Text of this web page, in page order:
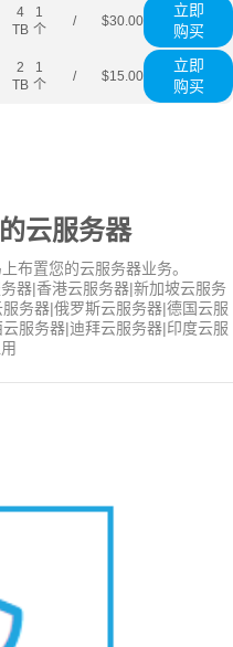
4
TB
1
个
/ $30.00
立即
购买
2
TB
1
个
/ $15.00
立即
购买
云服务器
布置您的云服务器业务。
器|香港云服务器|新加坡云服务
务器|俄罗斯云服务器|德国云服
服务器|迪拜云服务器|印度云服